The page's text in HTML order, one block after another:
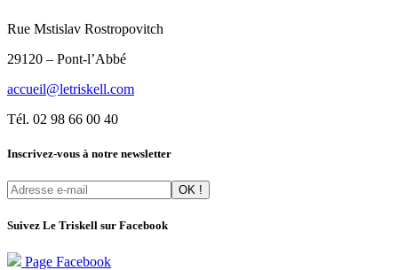
Rue Mstislav Rostropovitch
29120 – Pont-l’Abbé
accueil@letriskell.com
Tél. 02 98 66 00 40
Inscrivez-vous à notre newsletter
Suivez Le Triskell sur Facebook
Page Facebook